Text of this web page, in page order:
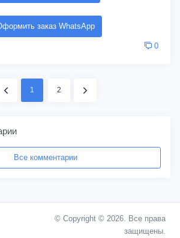
заказ WhatsApp
0
1 2
Все комментарии
© Copyright © 2026. Все права
защищены.